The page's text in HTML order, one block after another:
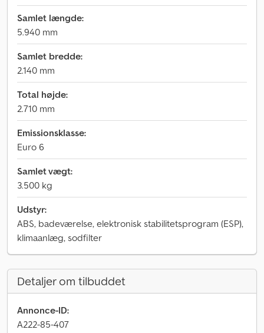
Samlet længde:
5.940 mm
Samlet bredde:
2.140 mm
Total højde:
2.710 mm
Emissionsklasse:
Euro 6
Samlet vægt:
3.500 kg
Udstyr:
ABS, badeværelse, elektronisk stabilitetsprogram (ESP),
klimaanlæg, sodfilter
Detaljer om tilbuddet
Annonce-ID:
A222-85-407